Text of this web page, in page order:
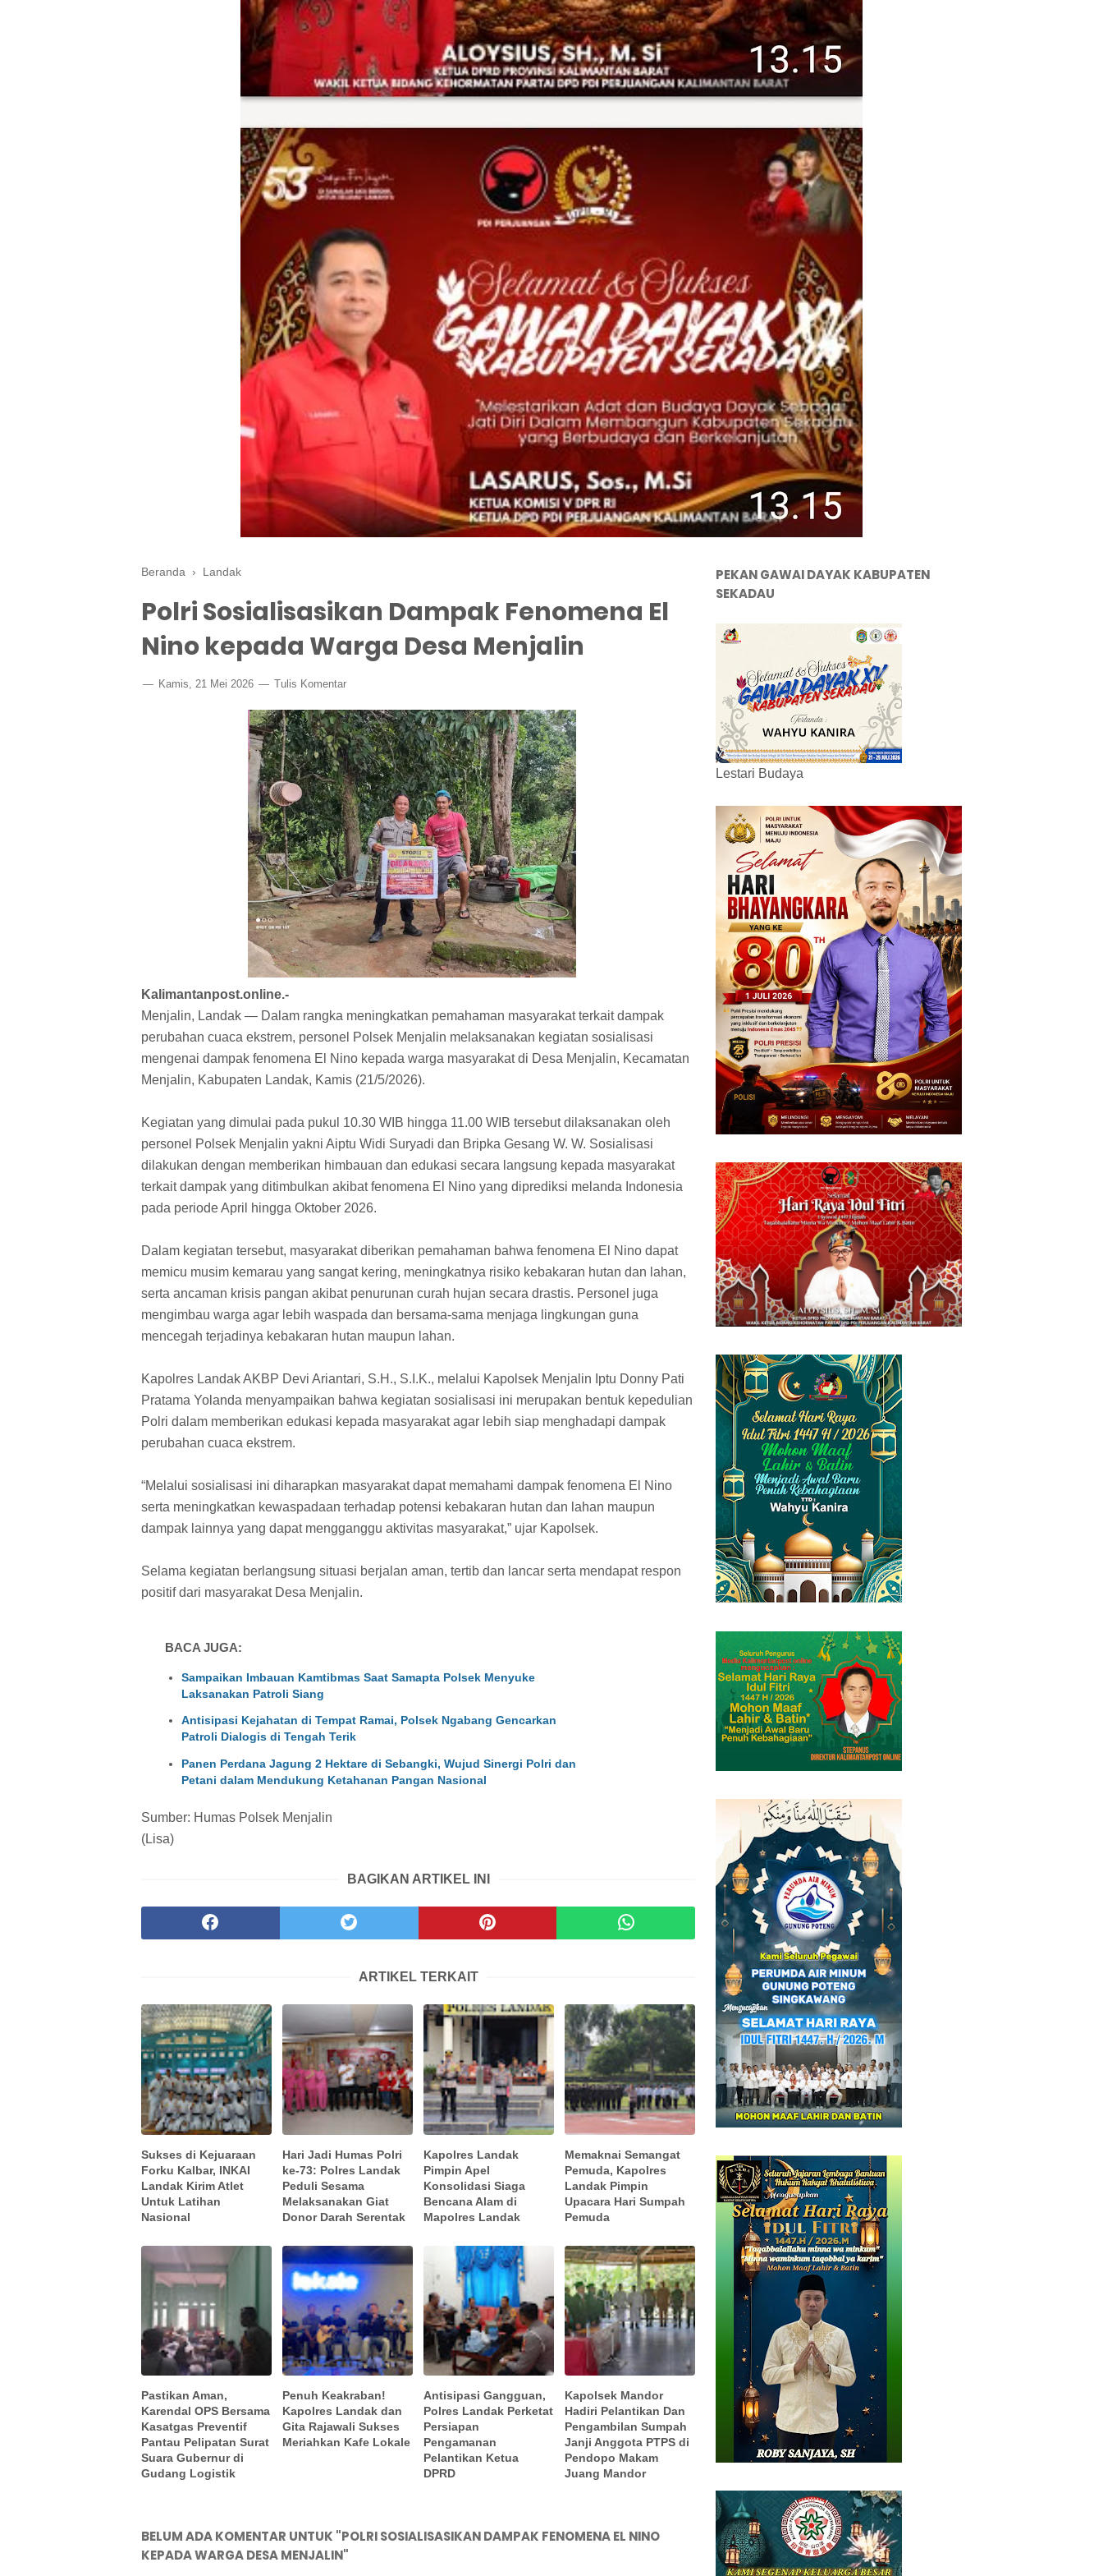
Beranda › Landak
Polri Sosialisasikan Dampak Fenomena El
Nino kepada Warga Desa Menjalin
Kamis, 21 Mei 2026 Tulis Komentar
Kalimantanpost.online.-
Menjalin, Landak — Dalam rangka meningkatkan pemahaman masyarakat terkait dampak
perubahan cuaca ekstrem, personel Polsek Menjalin melaksanakan kegiatan sosialisasi
mengenai dampak fenomena El Nino kepada warga masyarakat di Desa Menjalin, Kecamatan
Menjalin, Kabupaten Landak, Kamis (21/5/2026).
Kegiatan yang dimulai pada pukul 10.30 WIB hingga 11.00 WIB tersebut dilaksanakan oleh
personel Polsek Menjalin yakni Aiptu Widi Suryadi dan Bripka Gesang W. W. Sosialisasi
dilakukan dengan memberikan himbauan dan edukasi secara langsung kepada masyarakat
terkait dampak yang ditimbulkan akibat fenomena El Nino yang diprediksi melanda Indonesia
pada periode April hingga Oktober 2026.
Dalam kegiatan tersebut, masyarakat diberikan pemahaman bahwa fenomena El Nino dapat
memicu musim kemarau yang sangat kering, meningkatnya risiko kebakaran hutan dan lahan,
serta ancaman krisis pangan akibat penurunan curah hujan secara drastis. Personel juga
mengimbau warga agar lebih waspada dan bersama-sama menjaga lingkungan guna
mencegah terjadinya kebakaran hutan maupun lahan.
Kapolres Landak AKBP Devi Ariantari, S.H., S.I.K., melalui Kapolsek Menjalin Iptu Donny Pati
Pratama Yolanda menyampaikan bahwa kegiatan sosialisasi ini merupakan bentuk kepedulian
Polri dalam memberikan edukasi kepada masyarakat agar lebih siap menghadapi dampak
perubahan cuaca ekstrem.
“Melalui sosialisasi ini diharapkan masyarakat dapat memahami dampak fenomena El Nino
serta meningkatkan kewaspadaan terhadap potensi kebakaran hutan dan lahan maupun
dampak lainnya yang dapat mengganggu aktivitas masyarakat,” ujar Kapolsek.
Selama kegiatan berlangsung situasi berjalan aman, tertib dan lancar serta mendapat respon
positif dari masyarakat Desa Menjalin.
BACA JUGA:
Sampaikan Imbauan Kamtibmas Saat Samapta Polsek Menyuke
Laksanakan Patroli Siang
Antisipasi Kejahatan di Tempat Ramai, Polsek Ngabang Gencarkan
Patroli Dialogis di Tengah Terik
Panen Perdana Jagung 2 Hektare di Sebangki, Wujud Sinergi Polri dan
Petani dalam Mendukung Ketahanan Pangan Nasional
Sumber: Humas Polsek Menjalin
(Lisa)
BAGIKAN ARTIKEL INI
ARTIKEL TERKAIT
Sukses di Kejuaraan
Forku Kalbar, INKAI
Landak Kirim Atlet
Untuk Latihan
Nasional
Hari Jadi Humas Polri
ke-73: Polres Landak
Peduli Sesama
Melaksanakan Giat
Donor Darah Serentak
Kapolres Landak
Pimpin Apel
Konsolidasi Siaga
Bencana Alam di
Mapolres Landak
Memaknai Semangat
Pemuda, Kapolres
Landak Pimpin
Upacara Hari Sumpah
Pemuda
Pastikan Aman,
Karendal OPS Bersama
Kasatgas Preventif
Pantau Pelipatan Surat
Suara Gubernur di
Gudang Logistik
Penuh Keakraban!
Kapolres Landak dan
Gita Rajawali Sukses
Meriahkan Kafe Lokale
Antisipasi Gangguan,
Polres Landak Perketat
Persiapan
Pengamanan
Pelantikan Ketua
DPRD
Kapolsek Mandor
Hadiri Pelantikan Dan
Pengambilan Sumpah
Janji Anggota PTPS di
Pendopo Makam
Juang Mandor
BELUM ADA KOMENTAR UNTUK "POLRI SOSIALISASIKAN DAMPAK FENOMENA EL NINO
KEPADA WARGA DESA MENJALIN"
PEKAN GAWAI DAYAK KABUPATEN
SEKADAU
Lestari Budaya